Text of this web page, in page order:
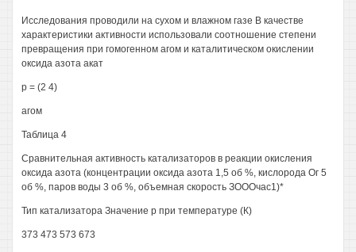
Исследования проводили на сухом и влажном газе В качестве
характеристики активности использовали соотношение степени
превращения при гомогенном агом и каталитическом окислении
оксида азота акат
р = (2 4)
агом
Таблица 4
Сравнительная активность катализаторов в реакции окисления
оксида азота (концентрации оксида азота 1,5 об %, кислорода Ог 5
об %, паров воды 3 об %, объемная скорость ЗОООчас1)*
Тип катализатора Значение р при температуре (К)
373 473 573 673